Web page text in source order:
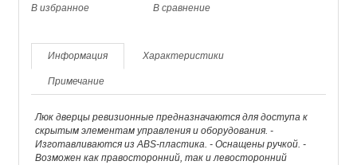
В избранное
В сравнение
Информация Характеристики
Примечание
Люк дверцы ревизионные предназначаются для доступа к
скрытым элементам управления и оборудования. -
Изготавливаются из ABS-пластика. - Оснащены ручкой. -
Возможен как правосторонний, так и левосторонний